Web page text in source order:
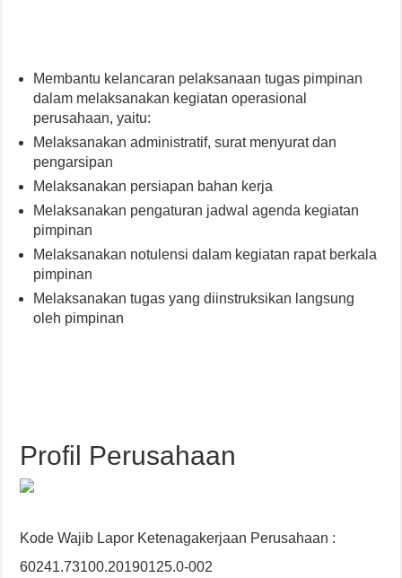
Membantu kelancaran pelaksanaan tugas pimpinan
dalam melaksanakan kegiatan operasional
perusahaan, yaitu:
Melaksanakan administratif, surat menyurat dan
pengarsipan
Melaksanakan persiapan bahan kerja
Melaksanakan pengaturan jadwal agenda kegiatan
pimpinan
Melaksanakan notulensi dalam kegiatan rapat berkala
pimpinan
Melaksanakan tugas yang diinstruksikan langsung
oleh pimpinan
Profil Perusahaan
Kode Wajib Lapor Ketenagakerjaan Perusahaan :
60241.73100.20190125.0-002